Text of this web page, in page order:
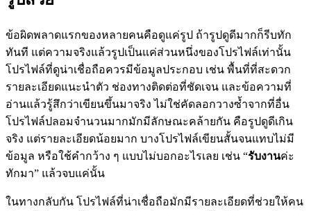
ข้อผิดพลาดแรกของหลายคนคือดูแค่รูป ถ้ารูปดูดีมากก็รีบทัก
ทันที แต่ความจริงแล้วรูปเป็นแค่ส่วนหนึ่งของโปรไฟล์เท่านั้น
โปรไฟล์ที่ดูน่าเชื่อถือควรมีข้อมูลประกอบ เช่น พื้นที่ที่สะดวก
รายละเอียดแนะนำตัว ช่องทางติดต่อที่ชัดเจน และข้อความที่
อ่านแล้วรู้สึกว่าเขียนขึ้นมาจริง ไม่ใช่คัดลอกวางซ้ำจากที่อื่น
โปรไฟล์ปลอมจำนวนมากมักมีลักษณะคล้ายกัน คือรูปดูดีเกิน
จริง แต่รายละเอียดน้อยมาก บางโปรไฟล์เขียนสั้นจนแทบไม่มี
ข้อมูล หรือใช้คำกว้าง ๆ แบบไม่บอกอะไรเลย เช่น “รับงานค่ะ
ทักมา” แล้วจบแค่นั้น
ในทางกลับกัน โปรไฟล์ที่น่าเชื่อถือมักมีรายละเอียดที่ช่วยให้คน